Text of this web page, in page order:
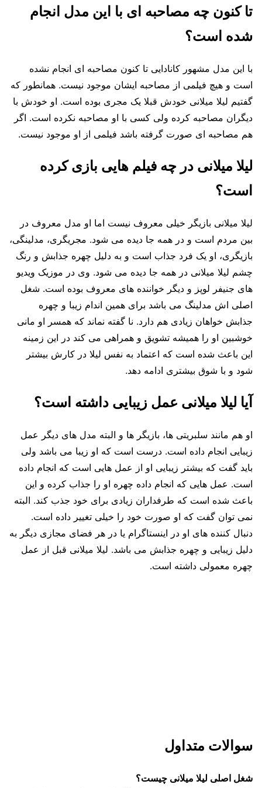
تا کنون چه مصاحبه ای با این مدل انجام
شده است؟
با این مدل مشهور کانادایی تا کنون مصاحبه ای انجام نشده
است و هیچ فیلمی از مصاحبه ایشان موجود نیست. همانطور که
گفتیم لیلا میلانی خودش قبلا یک مجری بوده است. او خودش با
دیگران مصاحبه کرده ولی کسی با او مصاحبه نکرده است. اگر
هم مصاحبه ای صورت گرفته باشد فیلمی از او موجود نیست.
لیلا میلانی در چه فیلم هایی بازی کرده
است؟
لیلا میلانی بازیگر خیلی معروف نیست اما او مدل معروف در
بین مردم است و در همه جا دیده می شود. مجریگری، مدلینگی،
بازیگری، او یک فرد جذاب است و به دلیل چهره جذابش و رنگ
چشم لیلا میلانی در همه جا دیده می شود. وی در موزیک ویدیو
های جنیفر لوپز و دیگر خواننده های معروف بوده است. شغل
اصلی اش مدلینگ می باشد برای همین اندام زیبا و چهره
جذابش خواهان زیادی هم دارد. نا گفته نماند که همسر او مانی
خوشبین او را همیشه تشویق و همراهی می کند در این زمینه
این باعث شده است که اعتماد به نفس لیلا در کارش بیشتر
شود و با شوق بیشتری ادامه دهد.
آیا لیلا میلانی عمل زیبایی داشته است؟
او هم مانند سلبریتی ها، بازیگر ها و البته مدل های دیگر عمل
زیبایی انجام داده است. درست است که او زیبا می باشد ولی
باید گفت که بیشتر زیبایی او از عمل هایی است که انجام داده
است. عمل هایی که انجام داده چهره او را جذاب کرده و این
باعث شده است که طرفداران زیادی برای خود جذب کند. البته
نمی توان گفت که او صورت خود را خیلی تغییر داده است.
دنبال کننده های او در اینستاگرام یا در هر فضای مجازی دیگر به
دلیل زیبایی و چهره جذابش می باشد. لیلا میلانی قبل از عمل
چهره معمولی داشته است.
سوالات متداول
شغل اصلی لیلا میلانی چیست؟